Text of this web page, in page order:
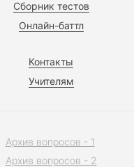
Сборник тестов
Онлайн-баттл
Контакты
Учителям
Архив вопросов - 1
Архив вопросов - 2